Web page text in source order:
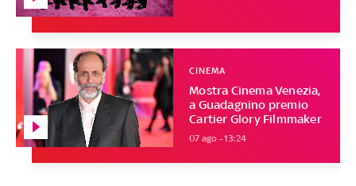
Mostra Cinema Venezia,
a Guadagnino premio
Cartier Glory Filmmaker
CINEMA
07 ago - 13:24